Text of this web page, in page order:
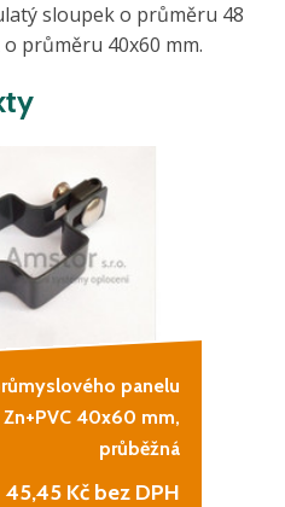
sloupek o průměru 48
průměru 40x60 mm.
panelu
Zn+PVC 40x60 mm,
průběžná
45,45 Kč bez DPH